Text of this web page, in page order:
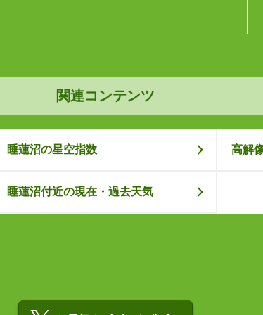
関連コンテンツ
睡蓮沼の星空指数 高解
睡蓮沼付近の現在・過去天気